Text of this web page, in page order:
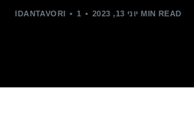
IDANTAVORI יוני 13, 2023 1 MIN READ